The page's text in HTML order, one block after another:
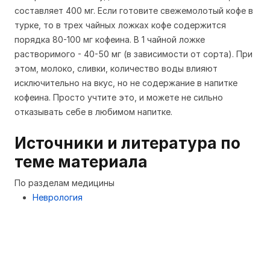
составляет 400 мг. Если готовите свежемолотый кофе в
турке, то в трех чайных ложках кофе содержится
порядка 80-100 мг кофеина. В 1 чайной ложке
растворимого - 40-50 мг (в зависимости от сорта). При
этом, молоко, сливки, количество воды влияют
исключительно на вкус, но не содержание в напитке
кофеина. Просто учтите это, и можете не сильно
отказывать себе в любимом напитке.
Источники и литература по
теме материала
По разделам медицины
Неврология